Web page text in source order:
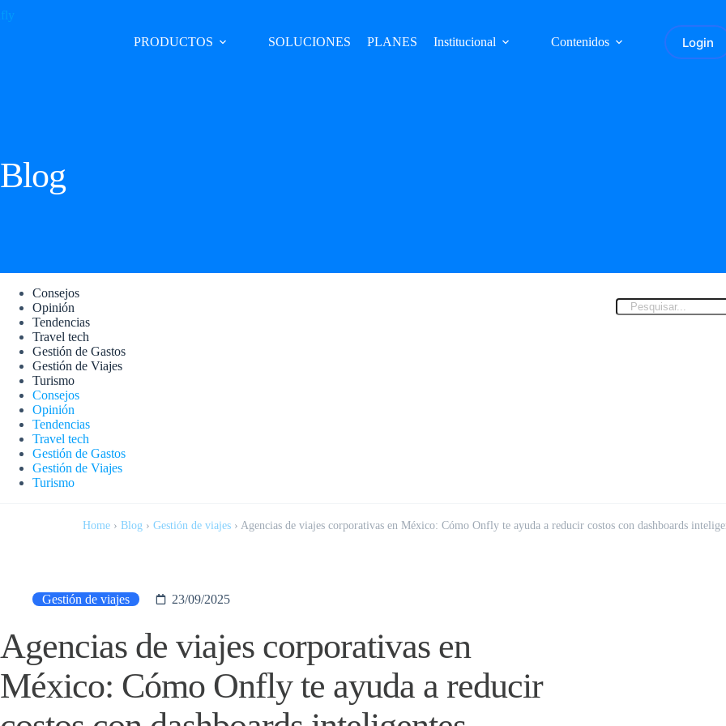
PRODUCTOS SOLUCIONES PLANES Institucional Contenidos Login
Blog
Consejos
Opinión
Tendencias
Travel tech
Gestión de Gastos
Gestión de Viajes
Turismo
Consejos
Opinión
Tendencias
Travel tech
Gestión de Gastos
Gestión de Viajes
Turismo
Home › Blog › Gestión de viajes › Agencias de viajes corporativas en México: Cómo Onfly te ayuda a reducir costos con dashboards
Gestión de viajes 23/09/2025
Agencias de viajes corporativas en
México: Cómo Onfly te ayuda a reducir